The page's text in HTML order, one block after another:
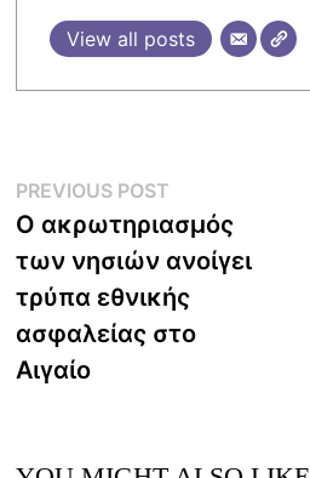
View all posts
Post
navigation
PREVIOUS POSTPrevious
post:
Ο ακρωτηριασμός
των νησιών ανοίγει
τρύπα εθνικής
ασφαλείας στο
Αιγαίο